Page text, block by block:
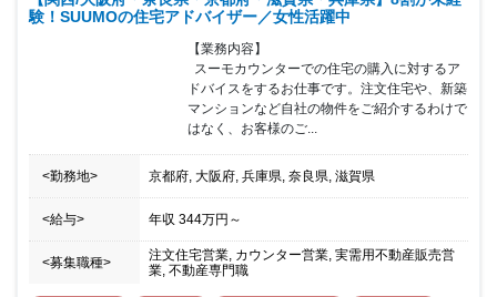
験！SUUMOの住宅アドバイザー／女性活躍中
【業務内容】
ドバイスをするお仕事です。注文住宅や、新築
マンションなど自社の物件をご紹介するわけで
はなく、お客様のご...
<勤務地> 京都府, 大阪府, 兵庫県, 奈良県, 滋賀県
<給与> 年収 344万円 ～
<募集職種>
注文住宅営業, カウンター営業, 実需用不動産販売営
業, 不動産専門職